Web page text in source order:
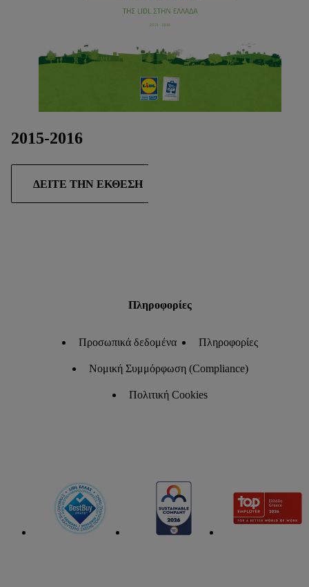
2015-2016
ΔΕΊΤΕ ΤΗΝ ΈΚΘΕΣΗ
Πληροφορίες
Προσωπικά δεδομένα Πληροφορίες
Νομική Συμμόρφωση (Compliance)
Πολιτική Cookies